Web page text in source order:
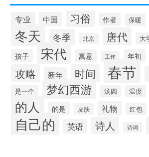
专业 中国 习俗 作者 保暖
冬天 冬季 北京 唐代 大
孩子 宋代 寓意 工作 年初
攻略 新年 时间 春节
是一个 梦幻西游 汤圆 温度
的人 的是 皮肤 礼物 红包
自己的 英语 诗人 诗词